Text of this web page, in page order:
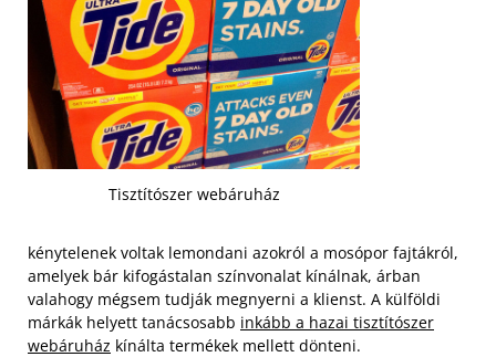
Tisztítószer webáruház
kénytelenek voltak lemondani azokról a mosópor fajtákról,
amelyek bár kifogástalan színvonalat kínálnak, árban
valahogy mégsem tudják megnyerni a klienst. A külföldi
márkák helyett tanácsosabb inkább a hazai tisztítószer
webáruház kínálta termékek mellett dönteni.